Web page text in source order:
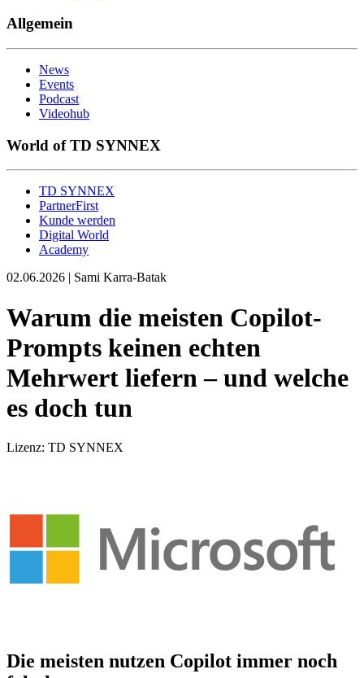
Allgemein
News
Events
Podcast
Videohub
World of TD SYNNEX
TD SYNNEX
PartnerFirst
Kunde werden
Digital World
Academy
02.06.2026 | Sami Karra-Batak
Warum die meisten Copilot-
Prompts keinen echten
Mehrwert liefern – und welche
es doch tun
Lizenz: TD SYNNEX
Die meisten nutzen Copilot immer noch